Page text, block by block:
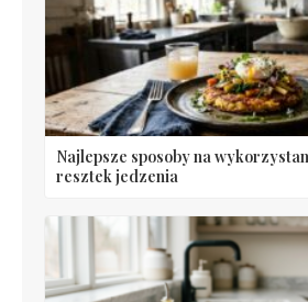
Najlepsze sposoby na
resztek jedzenia